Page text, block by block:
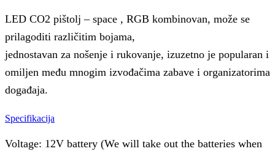
LED CO2 pištolj – space , RGB kombinovan, može se
prilagoditi različitim bojama,
jednostavan za nošenje i rukovanje, izuzetno je popularan i
omiljen među mnogim izvođačima zabave i organizatorima
događaja.
Specifikacija
Voltage: 12V battery (We will take out the batteries when